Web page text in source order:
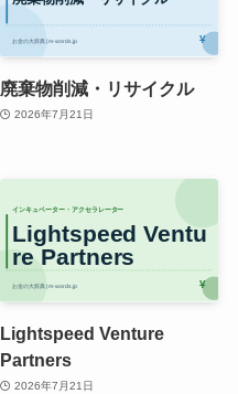
廃棄物削減・リサイクル
2026年7月21日
Lightspeed Venture
Partners
2026年7月21日